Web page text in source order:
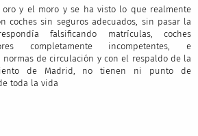
y el moro y se ha visto lo que realmente
coches sin seguros adecuados, sin pasar la
falsificando matrículas, coches
completamente incompetentes, e
de circulación y con el respaldo de la
de Madrid, no tienen ni punto de
toda la vida